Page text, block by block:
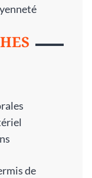
de